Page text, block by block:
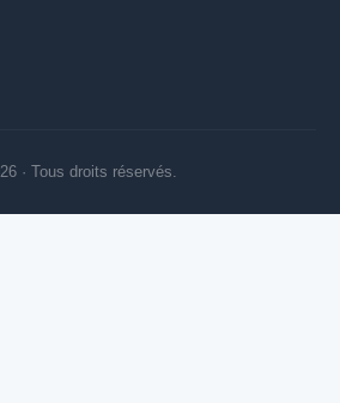
· Tous droits réservés.